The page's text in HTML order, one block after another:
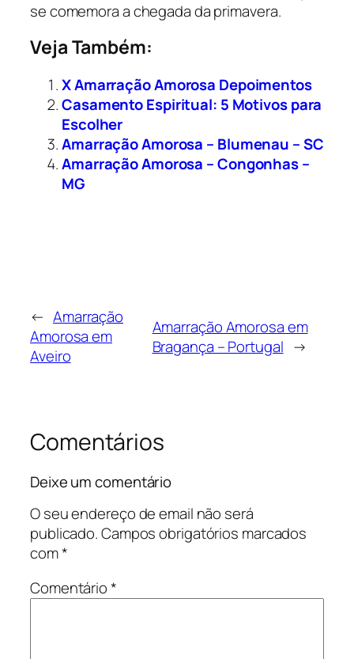
se comemora a chegada da primavera.
Veja Também:
X Amarração Amorosa Depoimentos
Casamento Espiritual: 5 Motivos para
Escolher
Amarração Amorosa – Blumenau – SC
Amarração Amorosa – Congonhas –
MG
← Amarração
Amorosa em
Aveiro
Amarração Amorosa em
Bragança – Portugal →
Comentários
Deixe um comentário
O seu endereço de email não será
publicado.Campos obrigatórios marcados
com*
Comentário*